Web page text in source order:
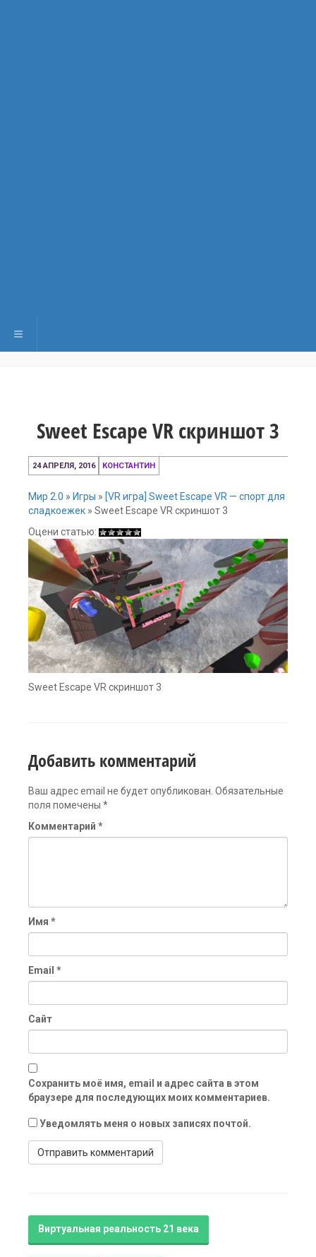
Переключить навигацию
Sweet Escape VR скриншот 3
24 АПРЕЛЯ, 2016
24
апреля,
КОНСТАНТИН
Мир 2.0 » Игры » [VR игра] Sweet Escape VR — спорт для
сладкоежек » Sweet Escape VR скриншот 3
Оцени статью:
Sweet Escape VR скриншот 3
Добавить комментарий
Ваш адрес email не будет опубликован. Обязательные
поля помечены *
Комментарий *
Имя *
Email *
Сайт
Сохранить моё имя, email и адрес сайта в этом
браузере для последующих моих комментариев.
Уведомлять меня о новых записях почтой.
Виртуальная реальность 21 века